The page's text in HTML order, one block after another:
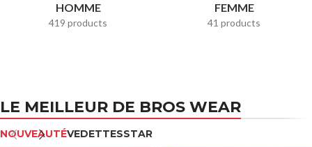
HOMME
419 products
FEMME
41 products
LE MEILLEUR DE BROS WEAR
NOUVEAUTÉVEDETTESSTAR